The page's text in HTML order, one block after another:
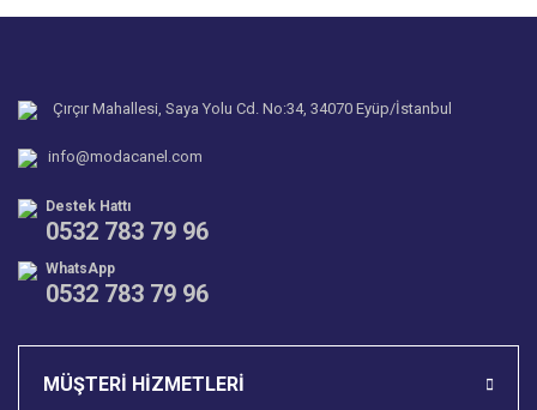
Bu ürüne benzer farklı alternatifler olmalı.
Çırçır Mahallesi, Saya Yolu Cd. No:34, 34070 Eyüp/İstanbul
info@modacanel.com
Destek Hattı
0532 783 79 96
WhatsApp
0532 783 79 96
MÜŞTERİ HİZMETLERİ